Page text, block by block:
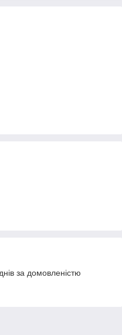
за домовленістю